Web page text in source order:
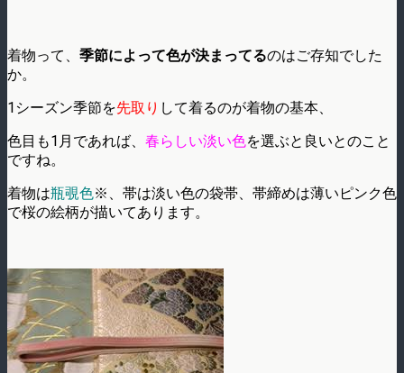
着物って、 季節によって色が決まってるのはご存知でした
か。
1シーズン季節を先取り して着るのが着物の基本、
色目も1月であれば、 春らしい淡い色を選ぶと良いとのこと
ですね。
着物は瓶覗色※、帯は淡い色の袋帯、帯締めは薄いピンク色
で桜の絵柄が描いてあります。